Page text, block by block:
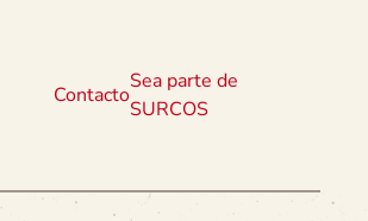
Contacto
Sea parte de
SURCOS